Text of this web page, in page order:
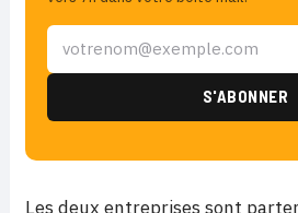
Les deux entreprises sont